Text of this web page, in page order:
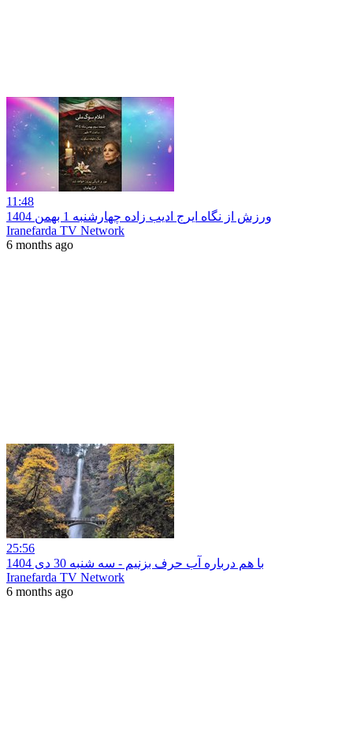
11:48
ورزش از نگاه ایرج ادیب زاده چهارشنبه 1 بهمن 1404
Iranefarda TV Network
6 months ago
25:56
با هم درباره آب حرف بزنیم - سه شنبه 30 دی 1404
Iranefarda TV Network
6 months ago